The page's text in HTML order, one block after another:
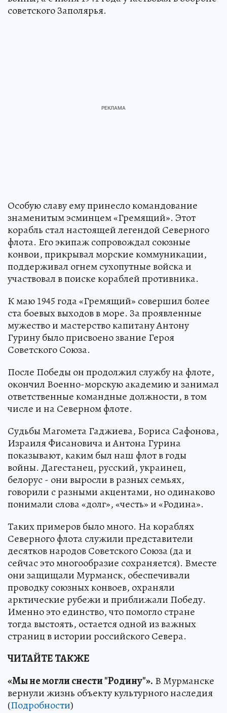
советского Заполярья.
Особую славу ему принесло командование
знаменитым эсминцем «Гремящий». Этот
корабль стал настоящей легендой Северного
флота. Его экипаж сопровождал союзные
конвои, прикрывал морские коммуникации,
поддерживал огнем сухопутные войска и
участвовал в поиске кораблей противника.
К маю 1945 года «Гремящий» совершил более
ста боевых выходов в море. За проявленные
мужество и мастерство капитану Антону
Гурину было присвоено звание Героя
Советского Союза.
После Победы он продолжил службу на флоте,
окончил Военно-морскую академию и занимал
ответственные командные должности, в том
числе и на Северном флоте.
Судьбы Магомета Гаджиева, Бориса Сафонова,
Израиля Фисановича и Антона Гурина
показывают, каким был наш флот в годы
войны. Дагестанец, русский, украинец,
белорус - они выросли в разных семьях,
говорили с разными акцентами, но одинаково
понимали слова «долг», «честь» и «Родина».
Таких примеров было много. На кораблях
Северного флота служили представители
десятков народов Советского Союза (да и
сейчас это многообразие сохраняется). Вместе
они защищали Мурманск, обеспечивали
проводку союзных конвоев, охраняли
арктические рубежи и приближали Победу.
Именно это единство, что помогло стране
тогда выстоять, остается одной из важных
страниц в истории российского Севера.
ЧИТАЙТЕ ТАКЖЕ
«Мы не могли снести "Родину"». В Мурманске
вернули жизнь объекту культурного наследия
(Подробности)